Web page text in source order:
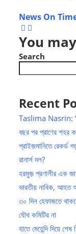
News On
You
Search
Recent
Taslima Nasrin:
বছর পর প্রাণের শহর
প্রাইজ়মানিতে রেকর্ড
রানার্স দল?
হরমুজ় প্রণালীর এক
ভারতীয় নাবিক, আহত
৩০ দিন হেফাজতে
যৌথ কমিটির না
হাতে মেহেন্দি দিয়ে